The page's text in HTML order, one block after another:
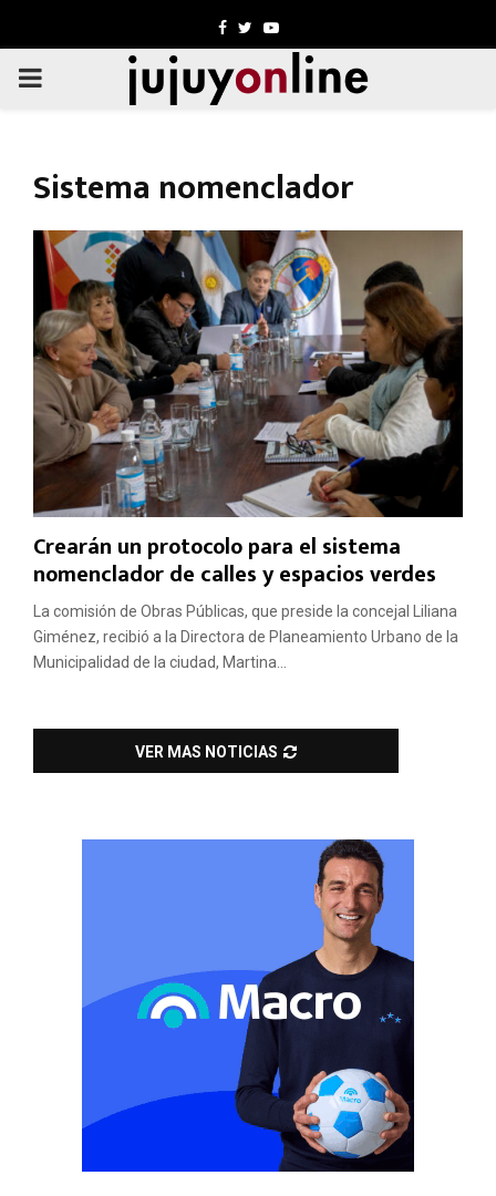
Facebook
TwitterYoutube
PRIMARY
Sistema nomenclador
Crearán un protocolo para el sistema
nomenclador de calles y espacios verdes
La comisión de Obras Públicas, que preside la concejal Liliana
Giménez, recibió a la Directora de Planeamiento Urbano de la
Municipalidad de la ciudad, Martina...
VER MAS NOTICIAS